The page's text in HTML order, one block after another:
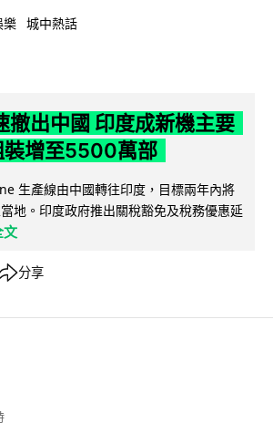
樂 城中熱話
撤出中國 印度成新機主要
裝增至5500萬部
生產線由中國轉往印度，目標兩年內將
地。印度政府推出關稅豁免及稅務優惠延
文
分享